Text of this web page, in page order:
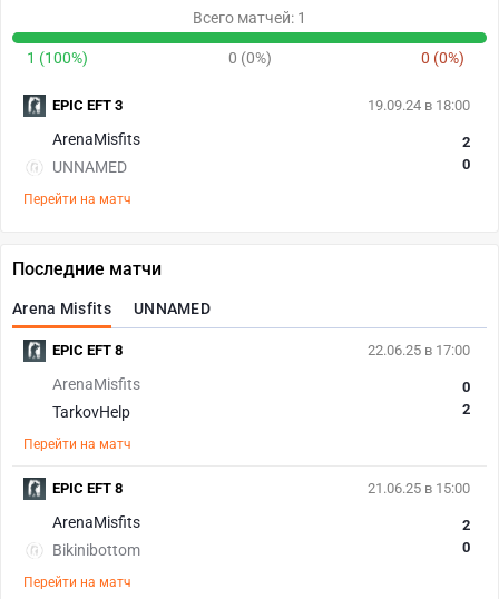
Всего матчей: 1
1 (100%) 0 (0%) 0 (0%)
19.09.24 в 18:00
ArenaMisfits
UNNAMED
2
0
Перейти на матч
EPIC EFT 3
Последние матчи
Arena Misfits UNNAMED
22.06.25 в 17:00
ArenaMisfits
TarkovHelp
0
2
Перейти на матч
EPIC EFT 8
21.06.25 в 15:00
ArenaMisfits
Bikinibottom
2
0
Перейти на матч
EPIC EFT 8